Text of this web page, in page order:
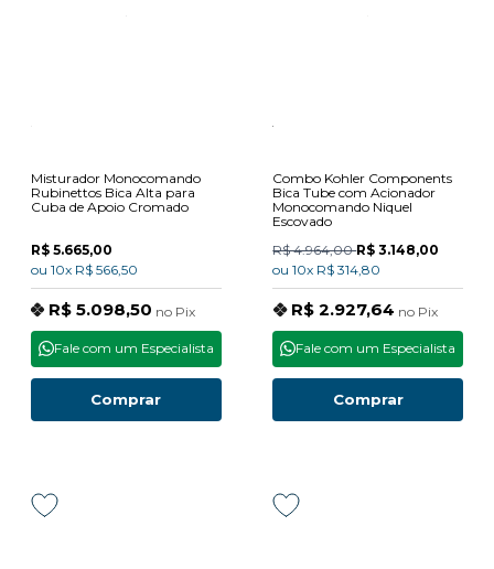
Misturador Monocomando
Rubinettos Bica Alta para
Cuba de Apoio Cromado
R$ 5.665,00
ou 10x R$ 566,50
R$ 5.098,50 no Pix
Comprar
Fale com um Especialista
Combo Kohler Components
Bica Tube com Acionador
Monocomando Niquel
Escovado
R$ 4.964,00R$ 3.148,00
ou 10x R$ 314,80
R$ 2.927,64 no Pix
Comprar
Fale com um Especialista